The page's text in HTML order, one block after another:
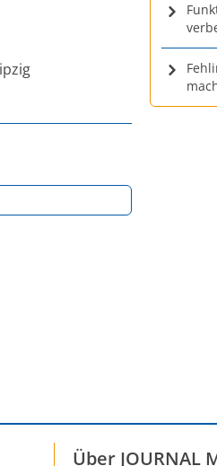
Über JOURNAL